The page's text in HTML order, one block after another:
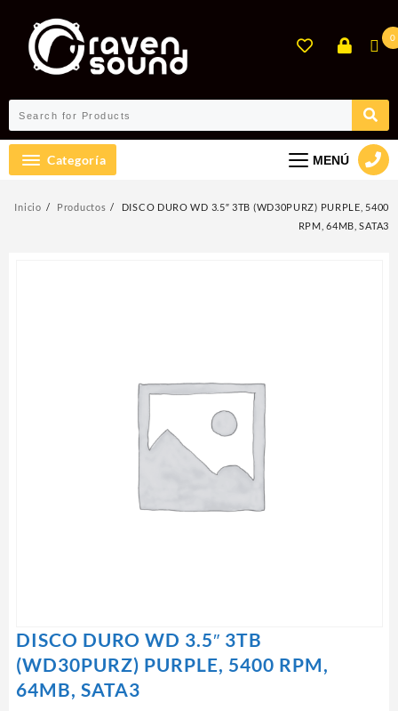
contenido
0
Categoría MENÚ
Inicio Productos
DISCO DURO WD 3.5″ 3TB (WD30PURZ) PURPLE, 5400
RPM, 64MB, SATA3
DISCO DURO WD 3.5″ 3TB
(WD30PURZ) PURPLE, 5400 RPM,
64MB, SATA3